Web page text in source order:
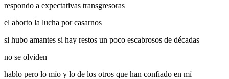
respondo a expectativas transgresoras
el aborto la lucha por casarnos
si hubo amantes si hay restos un poco escabrosos de décadas
no se olviden
hablo pero lo mío y lo de los otros que han confiado en mí